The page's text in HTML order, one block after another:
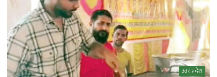
उत्तर प्रदेश